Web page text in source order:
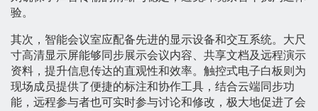
验。
其次，智能会议室应配备先进的显示设备和交互系统。大尺
寸高清显示屏能够同步展示会议内容、共享文档及远程演示
资料，提升信息传达的直观性和效率。触控式电子白板则为
现场成员提供了便捷的标注和协作工具，结合云端同步功
能，远程参与者也可实时参与讨论和修改，极大地促进了会